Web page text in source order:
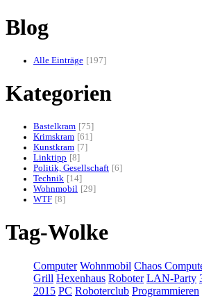
Blog
Alle Einträge 197
Kategorien
Bastelkram
75
Krimskram 61
Kunstkram
7
Linktipp
8
Politik, Gesellschaft 6
Technik
14
Wohnmobil
29
WTF 8
Tag-Wolke
Computer Wohnmobil Chaos
Grill Hexenhaus Roboter LAN-Party
2015 PC Roboterclub Programmieren